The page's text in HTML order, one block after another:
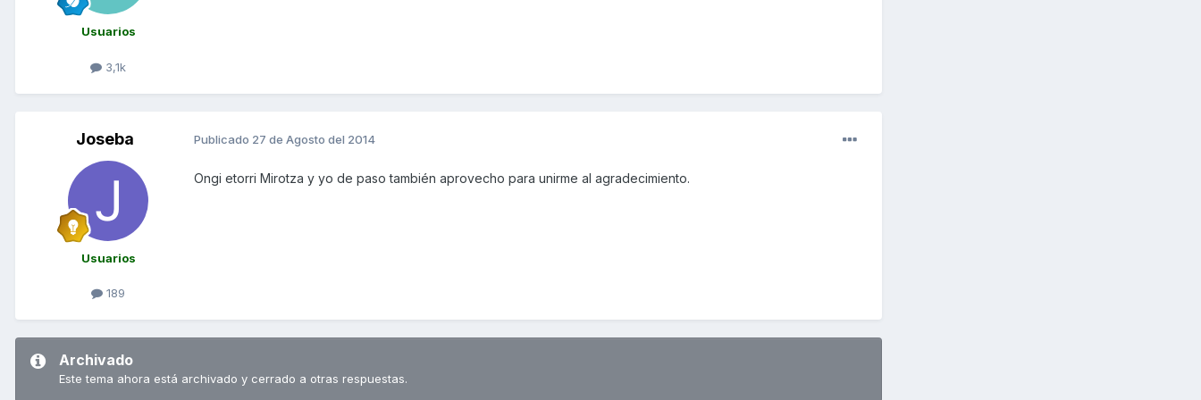
Usuarios
3,1k
Joseba
Usuarios
189
Publicado 27 de Agosto del 2014
Ongi etorri Mirotza y yo de paso también aprovecho para unirme al agradecimiento.
Archivado
Este tema ahora está archivado y cerrado a otras respuestas.